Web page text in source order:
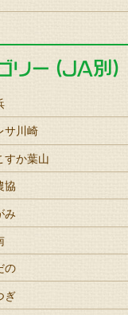
サ川崎
すか葉山
協
み
の
ぎ